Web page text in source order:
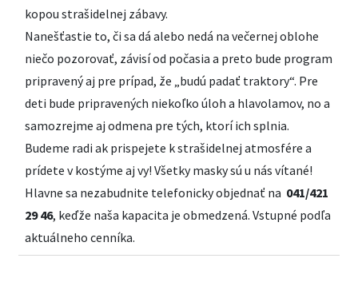
kopou strašidelnej zábavy.
Nanešťastie to, či sa dá alebo nedá na večernej oblohe
niečo pozorovať, závisí od počasia a preto bude program
pripravený aj pre prípad, že „budú padať traktory“. Pre
deti bude pripravených niekoľko úloh a hlavolamov, no a
samozrejme aj odmena pre tých, ktorí ich splnia.
Budeme radi ak prispejete k strašidelnej atmosfére a
prídete v kostýme aj vy! Všetky masky sú u nás vítané!
Hlavne sa nezabudnite telefonicky objednať na 041/421
29 46, keďže naša kapacita je obmedzená. Vstupné podľa
aktuálneho cenníka.